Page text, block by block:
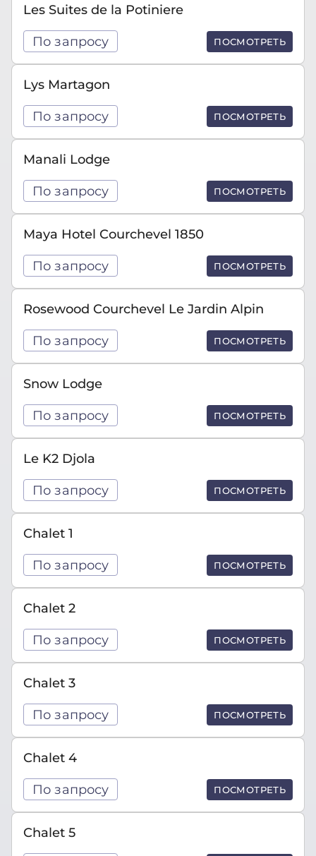
Les Suites de la Potiniere
По запросу ПОСМОТРЕТЬ
Lys Martagon
По запросу ПОСМОТРЕТЬ
Manali Lodge
По запросу ПОСМОТРЕТЬ
Maya Hotel Courchevel 1850
По запросу ПОСМОТРЕТЬ
Rosewood Courchevel Le Jardin Alpin
По запросу ПОСМОТРЕТЬ
Snow Lodge
По запросу ПОСМОТРЕТЬ
Le K2 Djola
По запросу ПОСМОТРЕТЬ
Chalet 1
По запросу ПОСМОТРЕТЬ
Chalet 2
По запросу ПОСМОТРЕТЬ
Chalet 3
По запросу ПОСМОТРЕТЬ
Chalet 4
По запросу ПОСМОТРЕТЬ
Chalet 5